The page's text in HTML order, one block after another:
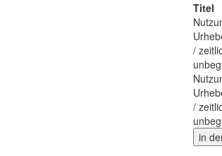
Titel
/
/